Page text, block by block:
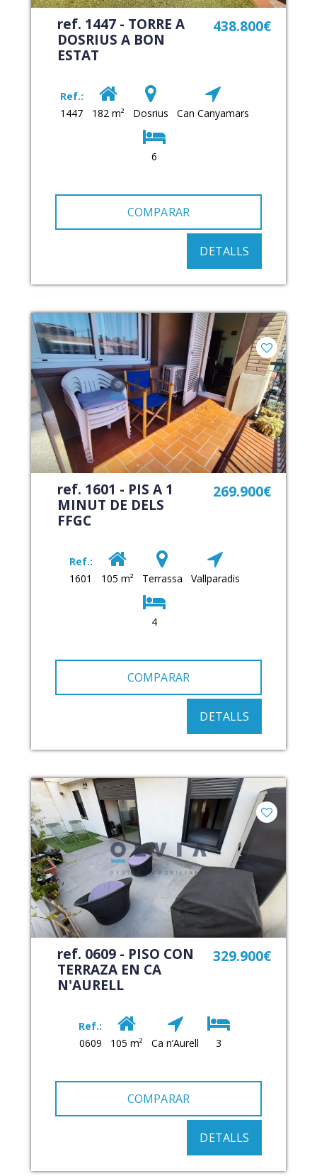
ref. 1447 - TORRE A
DOSRIUS A BON
ESTAT
438.800€
Ref.:
1447
182 m² Dosrius Can Canyamars
6
COMPARAR
DETALLS
ref. 1601 - PIS A 1
MINUT DE DELS
FFGC
269.900€
Ref.:
1601
105 m² Terrassa Vallparadis
4
COMPARAR
DETALLS
ref. 0609 - PISO CON
TERRAZA EN CA
N'AURELL
329.900€
Ref.:
0609
105 m² Ca n’Aurell 3
COMPARAR
DETALLS